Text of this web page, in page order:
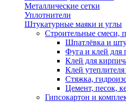
Металлические сетки
Уплотнители
Штукатурные маяки и углы
Строительные смеси,
Шпатлёвка и
Фуга и клей для
Клей для
Клей
Стяжка,
Цемент, песок,
Гипсокартон и